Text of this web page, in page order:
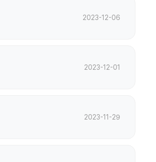
2023-12-06
2023-12-01
2023-11-29